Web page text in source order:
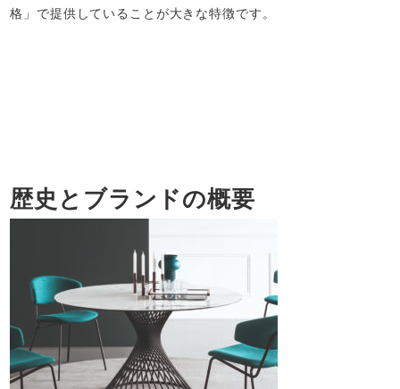
格」で提供していることが大きな特徴です。
歴史とブランドの概要